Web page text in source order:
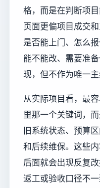
格，而是在判断项
页面更偏项目成交
是否能上门、怎么
能不能改、需要准
现，但不作为唯一主
从实际项目看，最
里那一个关键词，
旧系统状态、预算
和后续维保。这些
后面就会出现反复
返工或验收口径不一